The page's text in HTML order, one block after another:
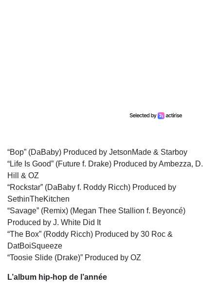
“Bop” (DaBaby) Produced by JetsonMade & Starboy
“Life Is Good” (Future f. Drake) Produced by Ambezza, D.
Hill & OZ
“Rockstar” (DaBaby f. Roddy Ricch) Produced by
SethinTheKitchen
“Savage” (Remix) (Megan Thee Stallion f. Beyoncé)
Produced by J. White Did It
“The Box” (Roddy Ricch) Produced by 30 Roc &
DatBoiSqueeze
“Toosie Slide (Drake)” Produced by OZ
L’album hip-hop de l’année